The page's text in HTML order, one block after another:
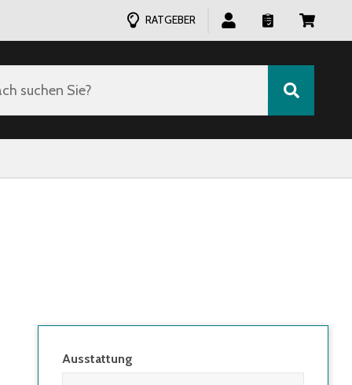
RATGEBER
suchen Sie?
Ausstattung